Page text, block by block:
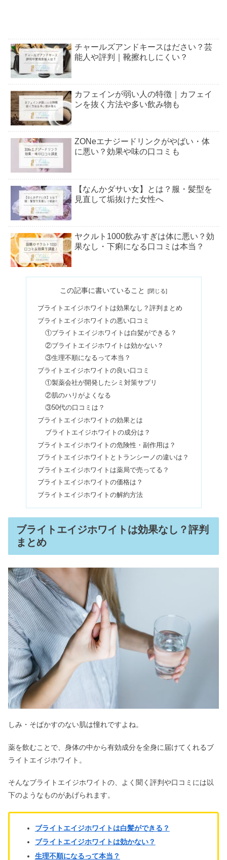
チャールズアンドキースはださい？芸
能人や評判｜靴擦れしにくい？
カフェインが弱い人の特徴｜カフェイ
ンを抜く方法や多い飲み物も
ZONeエナジードリンクがやばい・体
に悪い？効果や味の口コミも
【なんかダサい女】とは？服・髪型を
見直して垢抜けた女性へ
ヤクルト1000飲みすぎは体に悪い？効
果なし・下痢になる口コミは本当？
ない事｜怒られる神社も？
ドクターシーラボは評判悪い？苦情＆
年齢層｜VC100は効果ない？
マッシュボブでおばさん？40・50代ボ
ブが似合う顔は丸顔？面長？
ベースブレッドは体に悪い？怪しい・
まずいからやめた口コミも
バレンシアガの年齢層｜ダサい＆バッ
グが流行遅れって本当？
っても疲れない方法とは？
ビオフェルミンを飲み続けた結果！ダ
イエットや下痢に効果あり？
毎日ヤクルトを飲んだ結果！睡眠や便
秘への効果＆体に悪い？
肌を白くする方法5選｜中学生でも韓
国風！全身きれいになる？
ジェントルマックスプロのシミへの効
果は？【レーザーフェイシャル】
ボッテガベェネタの財布は使い込むと
毛穴詰まりの取り方とは？
洋服の青山はやばい？不祥事や閉店の
この記事に書いていること
ブライトエイジホワイトは効果なし？評判まとめ
ブライトエイジホワイトの悪い口コミ
①ブライトエイジホワイトは白髪ができる？
②ブライトエイジホワイトは効かない？
③生理不順になるって本当？
ブライトエイジホワイトの良い口コミ
①製薬会社が開発したシミ対策サプリ
②肌のハリがよくなる
③50代の口コミは？
ブライトエイジホワイトの効果とは
ブライトエイジホワイトの成分は？
ブライトエイジホワイトの危険性・副作用は？
ブライトエイジホワイトとトランシーノの違いは？
ブライトエイジホワイトは薬局で売ってる？
ブライトエイジホワイトの価格は？
ブライトエイジホワイトの解約方法
ブライトエイジホワイトは効果なし？評判
まとめ
しみ・そばかすのない肌は憧れですよね。
薬を飲むことで、身体の中から有効成分を全身に届けてくれるブ
ライトエイジホワイト。
そんなブライトエイジホワイトの、よく聞く評判や口コミには以
下のようなものがあげられます。
ブライトエイジホワイトは白髪ができる？
ブライトエイジホワイトは効かない？
生理不順になるって本当？